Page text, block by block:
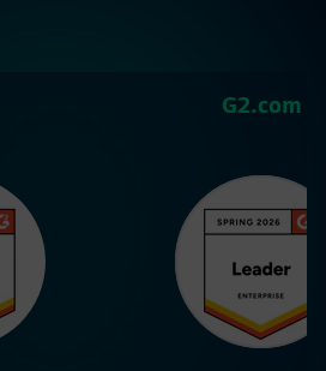
G2.com